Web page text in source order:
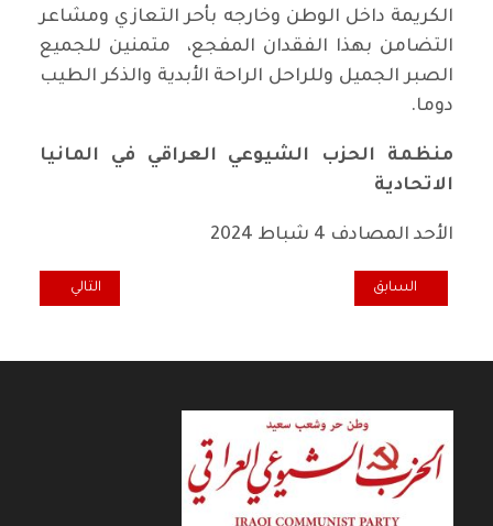
الكريمة داخل الوطن وخارجه بأحر التعازي ومشاعر
التضامن بهذا الفقدان المفجع،‎ ‏ متمنين للجميع
الصبر الجميل وللراحل الراحة الأبدية والذكر الطيب
دوما.
منظمة الحزب الشيوعي العراقي في المانيا
الاتحادية
الأحد المصادف 4 شباط 2024
المقال السابق: تعزية ومواساة منظمة الحزب في السويد للرفيق
السابق المقال التالي:
التالي